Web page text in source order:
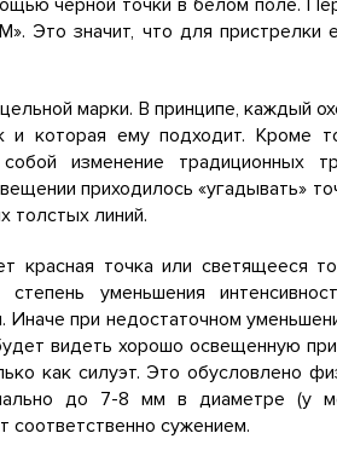
черной точки в белом поле.
Это значит, что для
марки. В принципе, каждый
которая ему подходит. Кроме
изменение традиционных
приходилось «угадывать»
толстых линий.
красная точка или светящееся
уменьшения
Иначе при недостаточном
видеть хорошо освещенную
как силуэт. Это обусловлено
до 7-8 мм в диаметре (у
соответственно сужением.